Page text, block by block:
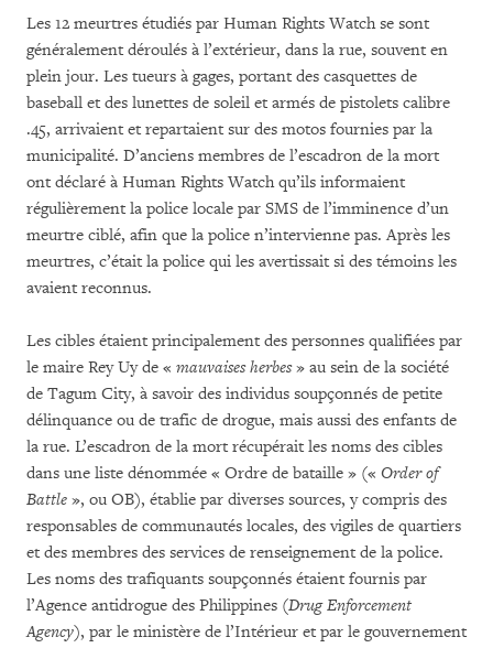
Les 12 meurtres étudiés par Human Rights Watch se sont
généralement déroulés à l’extérieur, dans la rue, souvent en
plein jour. Les tueurs à gages, portant des casquettes de
baseball et des lunettes de soleil et armés de pistolets calibre
.45, arrivaient et repartaient sur des motos fournies par la
municipalité. D’anciens membres de l’escadron de la mort
ont déclaré à Human Rights Watch qu’ils informaient
régulièrement la police locale par SMS de l’imminence d’un
meurtre ciblé, afin que la police n’intervienne pas. Après les
meurtres, c’était la police qui les avertissait si des témoins les
avaient reconnus.
Les cibles étaient principalement des personnes qualifiées par
le maire Rey Uy de « mauvaises herbes» au sein de la société
de Tagum City, à savoir des individus soupçonnés de petite
délinquance ou de trafic de drogue, mais aussi des enfants de
la rue. L’escadron de la mort récupérait les noms des cibles
dans une liste dénommée « Ordre de bataille » (« Order of
Battle », ou OB), établie par diverses sources, y compris des
responsables de communautés locales, des vigiles de quartiers
et des membres des services de renseignement de la police.
Les noms des trafiquants soupçonnés étaient fournis par
l’Agence antidrogue des Philippines (Drug Enforcement
Agency), par le ministère de l’Intérieur et par le gouvernement